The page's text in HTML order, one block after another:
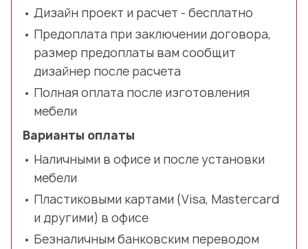
Дизайн проект и расчет - бесплатно
Предоплата при заключении договора,
размер предоплаты вам сообщит
дизайнер после расчета
Полная оплата после изготовления
мебели
Варианты оплаты
Наличными в офисе и после установки
мебели
Пластиковыми картами (Visa, Mastercard
и другими) в офисе
Безналичным банковским переводом